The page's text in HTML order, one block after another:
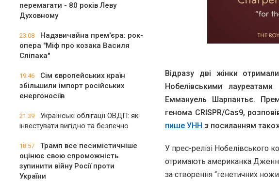
перемагати - 80 років Леву
Духовному
23:08
Надзвичайна прем'єра: рок-
опера "Міф про козака Василя
Сліпака"
19:46
Сім європейських країн
збільшили імпорт російських
енергоносіїв
21:39
Українські облігації ОВДП: як
інвестувати вигідно та безпечно
18:57
Трамп все песимістичніше
оцінює свою спроможність
зупинити війну Росії проти
України
Відразу дві жінки
Нобелівськими
Еммануель Шарпантьє.
генома CRISPR/Cas9,
пише УНН з посиланням
У прес-релізі Нобелівського
отримають американка
за створення “генетичних